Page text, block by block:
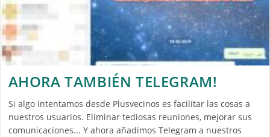
AHORA TAMBIÉN TELEGRAM!
Si algo intentamos desde Plusvecinos es facilitar las cosas a
nuestros usuarios. Eliminar tediosas reuniones, mejorar sus
comunicaciones... Y ahora añadimos Telegram a nuestros